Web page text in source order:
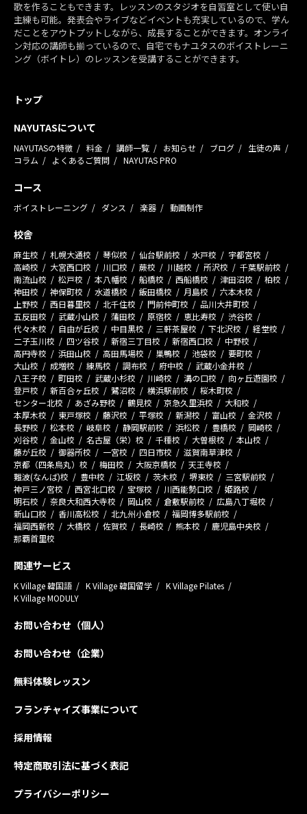
歌を作ることもできます。レッスンのスタジオを自習室として使い自
主練も可能。発表会やライブなどイベントも充実しているので、学ん
だことをアウトプットしながら、成長することができます。オンライ
ン対応の講師も揃っているので、自宅でもナユタスのボイストレーニ
ング（ボイトレ）のレッスンを受講することができます。
トップ
NAYUTASについて
NAYUTASの特徴 料金 講師一覧 お知らせ ブログ
生徒の声
コラム
よくあるご質問 NAYUTAS PRO
コース
ボイストレーニング ダンス 楽器 動画制作
校舎
麻生校 札幌大通校 琴似校 仙台駅前校 水戸校
宇都宮校
高崎校
大宮西口校 川口校 蕨校 川越校 所沢校
千葉駅前校
南流山校
松戸校 本八幡校 船橋校 西船橋校 津田沼校
柏校
神田校
神保町校 水道橋校 飯田橋校 月島校
六本木校
上野校
西日暮里校 北千住校 門前仲町校
品川大井町校
五反田校
武蔵小山校 蒲田校 原宿校 恵比寿校
渋谷校
代々木校
自由が丘校 中目黒校 三軒茶屋校 下北沢校
経堂校
二子玉川校
四ツ谷校 新宿三丁目校 新宿西口校
中野校
高円寺校
浜田山校 高田馬場校 巣鴨校 池袋校
要町校
大山校
成増校 練馬校 調布校 府中校
武蔵小金井校
八王子校
町田校 武蔵小杉校 川崎校 溝の口校
向ヶ丘遊園校
登戸校
新百合ヶ丘校 鷺沼校 横浜駅前校
桜木町校
センター北校
あざみ野校 鶴見校 京急久里浜校
大和校
本厚木校
東戸塚校 藤沢校 平塚校 新潟校 富山校
金沢校
長野校
松本校 岐阜校 静岡駅前校 浜松校 豊橋校
岡崎校
刈谷校
金山校 名古屋（栄）校 千種校 大曽根校
本山校
藤が丘校
御器所校 一宮校 四日市校
滋賀南草津校
京都（四条烏丸）校
梅田校 大阪京橋校
天王寺校
難波(なんば)校
豊中校 江坂校 茨木校 堺東校
三宮駅前校
神戸三ノ宮校
西宮北口校 宝塚校 川西能勢口校
姫路校
明石校
奈良大和西大寺校 岡山校 倉敷駅前校
広島八丁堀校
新山口校
香川高松校 北九州小倉校
福岡博多駅前校
福岡西新校
大橋校 佐賀校 長崎校 熊本校
鹿児島中央校
那覇首里校
関連サービス
K Village 韓国語 K Village 韓国留学
K Village Pilates
K Village MODULY
お問い合わせ（個人）
お問い合わせ（企業）
無料体験レッスン
フランチャイズ事業について
採用情報
特定商取引法に基づく表記
プライバシーポリシー